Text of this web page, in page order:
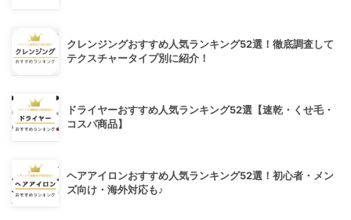
クレンジングおすすめ人気ランキング52選！徹底調査して
テクスチャータイプ別に紹介！
ドライヤーおすすめ人気ランキング52選【速乾・くせ毛・
コスパ商品】
ヘアアイロンおすすめ人気ランキング52選！初心者・メン
ズ向け・海外対応も♪